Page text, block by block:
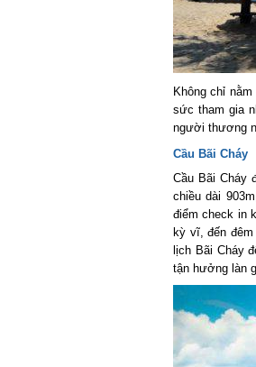
Không chỉ
sức tham gia
người thương
Cầu Bãi Cháy
Cầu Bãi Cháy
chiều dài
điểm check in
kỳ vĩ, đến đêm
lịch Bãi Cháy
tận hưởng làn